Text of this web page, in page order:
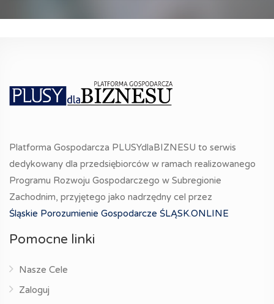
Platforma Gospodarcza PLUSYdlaBIZNESU to serwis
dedykowany dla przedsiębiorców w ramach realizowanego
Programu Rozwoju Gospodarczego w Subregionie
Zachodnim, przyjętego jako nadrzędny cel przez
Śląskie Porozumienie Gospodarcze ŚLĄSK.ONLINE
Pomocne linki
Nasze Cele
Zaloguj